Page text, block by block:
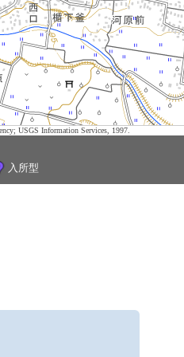
USGS Information Services, 1997.
入所型